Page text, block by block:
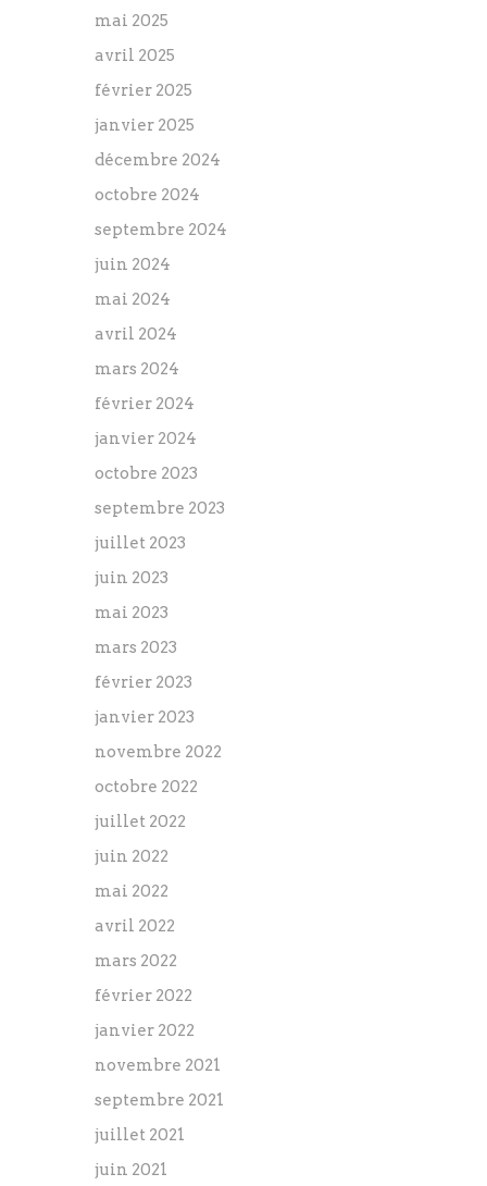
mai 2025
avril 2025
février 2025
janvier 2025
décembre 2024
octobre 2024
septembre 2024
juin 2024
mai 2024
avril 2024
mars 2024
février 2024
janvier 2024
octobre 2023
septembre 2023
juillet 2023
juin 2023
mai 2023
mars 2023
février 2023
janvier 2023
novembre 2022
octobre 2022
juillet 2022
juin 2022
mai 2022
avril 2022
mars 2022
février 2022
janvier 2022
novembre 2021
septembre 2021
juillet 2021
juin 2021